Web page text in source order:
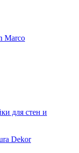
Marco
для стен и
Dekor